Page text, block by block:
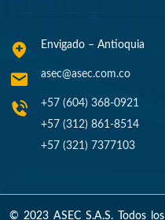
Envigado – Antioquia
asec@asec.com.co
+57 (604) 368-0921
+57 (312) 861-8514
+57 (321) 7377103
© 2023 ASEC S.A.S. Todos